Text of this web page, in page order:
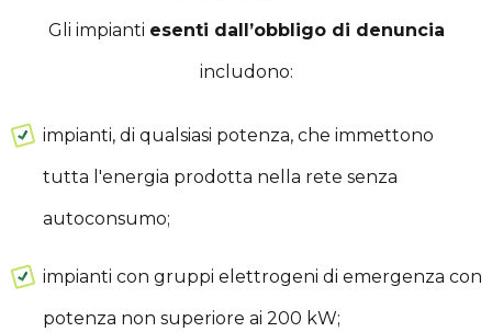
Gli impianti esenti dall’obbligo di denuncia
includono:
impianti, di qualsiasi potenza, che immettono
tutta l'energia prodotta nella rete senza
autoconsumo;
impianti con gruppi elettrogeni di emergenza con
potenza non superiore ai 200 kW;